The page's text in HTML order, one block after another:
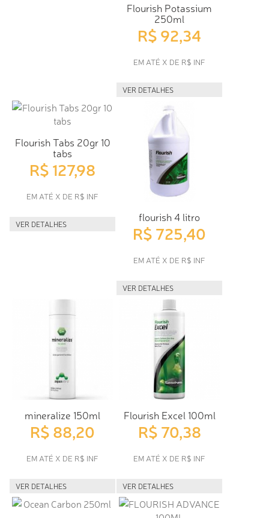
Flourish Potassium
250ml
R$ 92,34
EM ATÉ X DE R$ INF
VER DETALHES
Flourish Tabs 20gr 10
tabs
R$ 127,98
EM ATÉ X DE R$ INF
VER DETALHES
flourish 4 litro
R$ 725,40
EM ATÉ X DE R$ INF
VER DETALHES
mineralize 150ml
R$ 88,20
EM ATÉ X DE R$ INF
VER DETALHES
Flourish Excel 100ml
R$ 70,38
EM ATÉ X DE R$ INF
VER DETALHES